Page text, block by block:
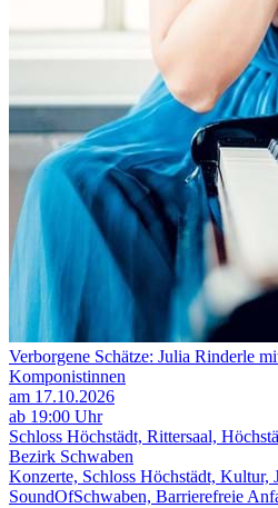
Verborgene Schätze: Julia Rinderle
Komponistinnen
am 17.10.2026
ab 19:00 Uhr
Schloss Höchstädt, Rittersaal,
Bezirk Schwaben
Konzerte, Schloss Höchstädt, Kultur,
SoundOfSchwaben, Barrierefreie